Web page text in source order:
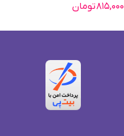
۸۱۵,۰۰۰تومان